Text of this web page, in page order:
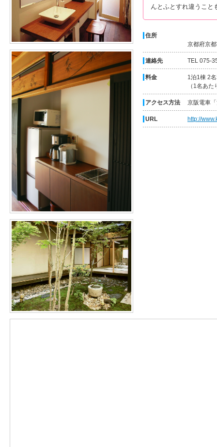
んとふとすれ違うこと
住所
京都府京
連絡先 TEL 075-
料金
1泊1棟 2
（1名あ
アクセス方法 京阪電車
URL http://